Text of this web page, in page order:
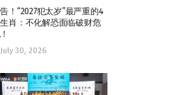
！“2027犯太岁”最严重的4
肖：不化解恐面临破财危
30, 2026